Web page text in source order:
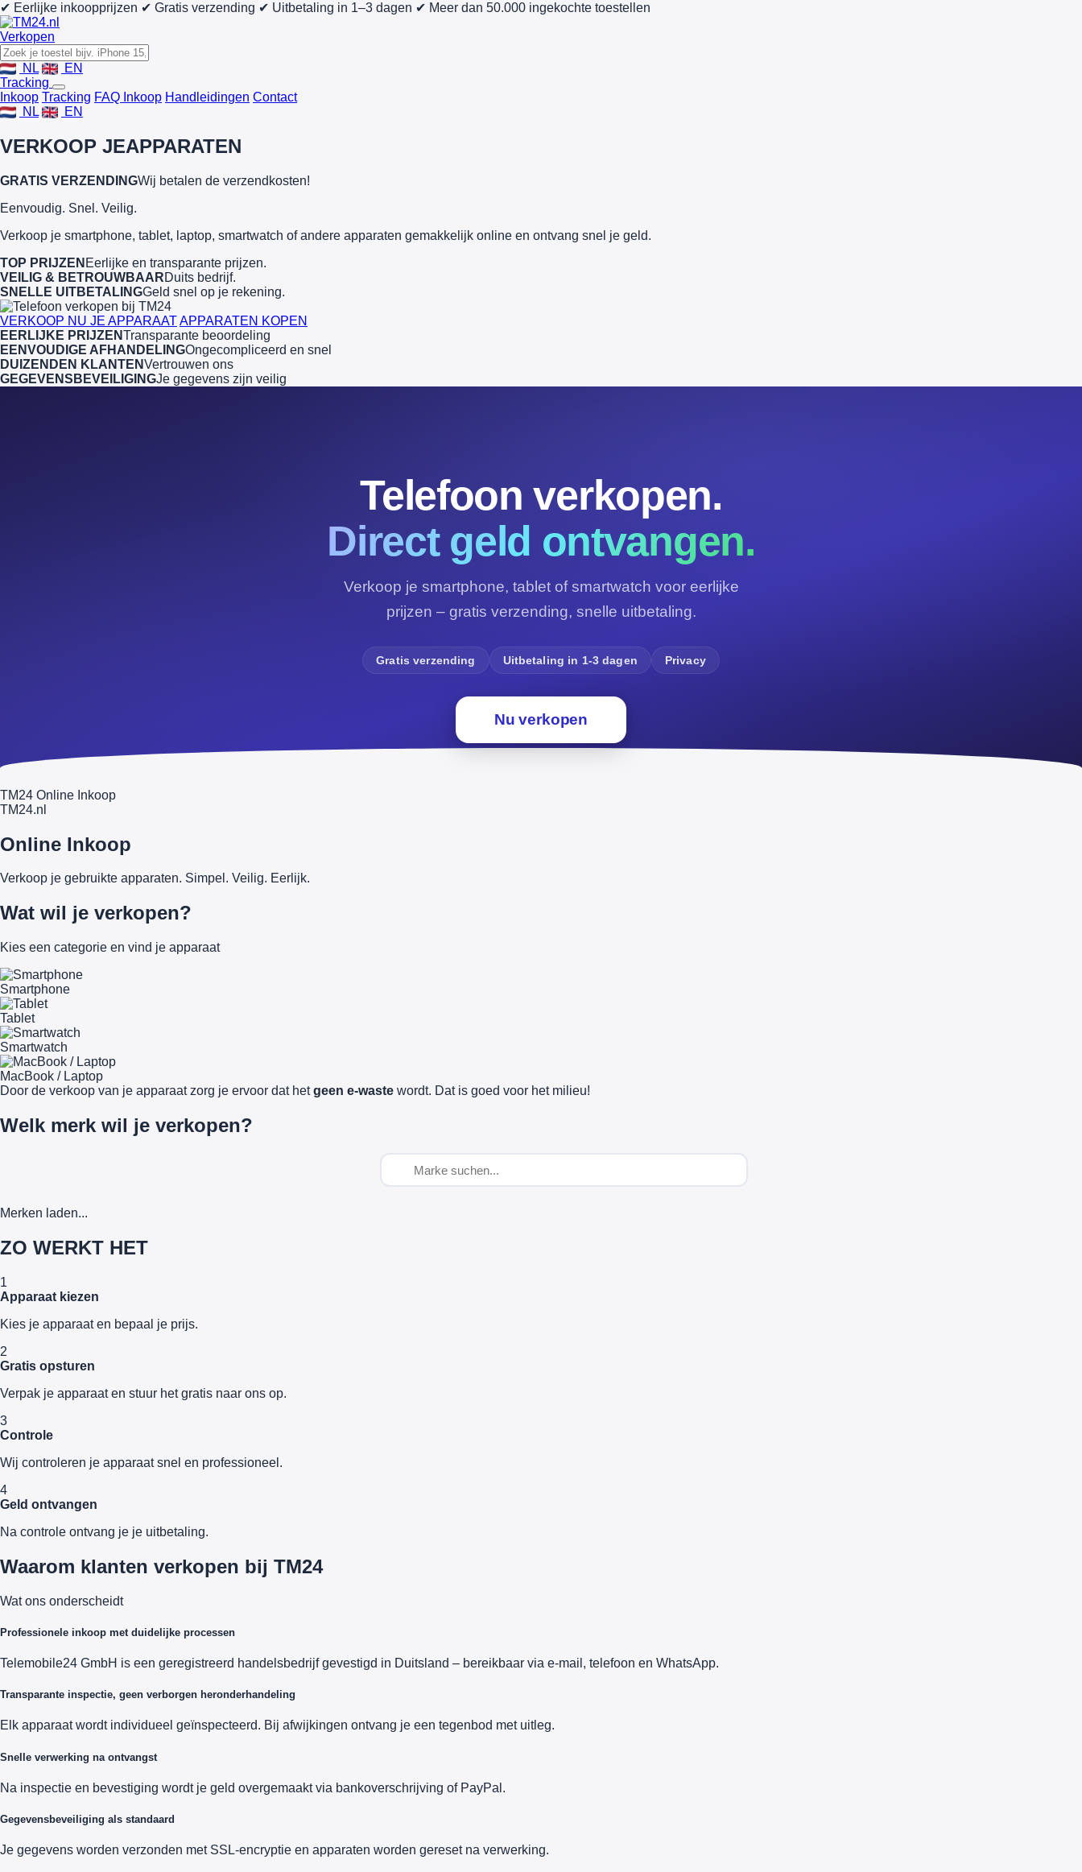
✔ Eerlijke inkoopprijzen ✔ Gratis verzending ✔ Uitbetaling in 1–3 dagen ✔ Meer dan 50.000 ingekochte toestellen
Verkopen
NL
EN
Tracking
Inkoop Tracking FAQ Inkoop Handleidingen Contact
NL
EN
VERKOOP JEAPPARATEN
GRATIS VERZENDINGWij betalen de verzendkosten!
Eenvoudig. Snel. Veilig.
Verkoop je smartphone, tablet, laptop, smartwatch of andere apparaten gemakkelijk online en ontvang snel je geld.
TOP PRIJZEN Eerlijke en transparante prijzen.
VEILIG & BETROUWBAARDuits bedrijf.
SNELLE UITBETALINGGeld snel op je rekening.
VERKOOP NU JE APPARAATAPPARATEN KOPEN
EERLIJKE PRIJZENTransparante beoordeling
EENVOUDIGE AFHANDELINGOngecompliceerd en snel
DUIZENDEN KLANTENVertrouwen ons
GEGEVENSBEVEILIGINGJe gegevens zijn veilig
Telefoon verkopen.
Direct geld ontvangen.
Verkoop je smartphone, tablet of smartwatch voor eerlijke
prijzen – gratis verzending, snelle uitbetaling.
Gratis verzending Uitbetaling in 1-3 dagen Privacy
Nu verkopen
TM24 Online Inkoop
TM24.nl
Online Inkoop
Verkoop je gebruikte apparaten. Simpel. Veilig. Eerlijk.
Wat wil je verkopen?
Kies een categorie en vind je apparaat
Smartphone
Tablet
Smartwatch
MacBook / Laptop
Door de verkoop van je apparaat zorg je ervoor dat hetgeen e-waste wordt. Dat is goed voor het milieu!
Welk merk wil je verkopen?
Merken laden...
ZO WERKT HET
1
Apparaat kiezen
Kies je apparaat en bepaal je prijs.
2
Gratis opsturen
Verpak je apparaat en stuur het gratis naar ons op.
3
Controle
Wij controleren je apparaat snel en professioneel.
4
Geld ontvangen
Na controle ontvang je je uitbetaling.
Waarom klanten verkopen bij TM24
Wat ons onderscheidt
Professionele inkoop met duidelijke processen
Telemobile24 GmbH is een geregistreerd handelsbedrijf gevestigd in Duitsland – bereikbaar via e-mail, telefoon en WhatsApp.
Transparante inspectie, geen verborgen heronderhandeling
Elk apparaat wordt individueel geïnspecteerd. Bij afwijkingen ontvang je een tegenbod met uitleg.
Snelle verwerking na ontvangst
Na inspectie en bevestiging wordt je geld overgemaakt via bankoverschrijving of PayPal.
Gegevensbeveiliging als standaard
Je gegevens worden verzonden met SSL-encryptie en apparaten worden gereset na verwerking.